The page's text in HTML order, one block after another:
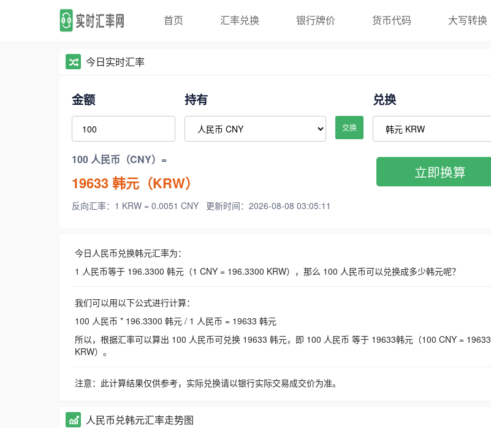
首页 汇率兑换 银行牌价 货币代码 大写转换
今日实时汇率
金额 持有
交换
兑换
100 人民币（CNY）=
19633韩元（KRW）
反向汇率：1 KRW = 0.0051 CNY 更新时间：2026-08-08 03:05:11
立即换算
今日人民币兑换韩元汇率为：
1 人民币等于 196.3300 韩元（1 CNY = 196.3300 KRW），那么 100 人民币可以兑换成多少韩元呢？
我们可以用以下公式进行计算：
100 人民币 * 196.3300 韩元 / 1 人民币 = 19633 韩元
所以，根据汇率可以算出 100 人民币可兑换 19633 韩元，即 100 人民币 等于 19633韩元（100 CNY = 19633
KRW）。
注意：此计算结果仅供参考，实际兑换请以银行实际交易成交价为准。
人民币兑韩元汇率走势图